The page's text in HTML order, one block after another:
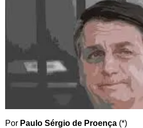
Por Paulo Sérgio de Proença (*)